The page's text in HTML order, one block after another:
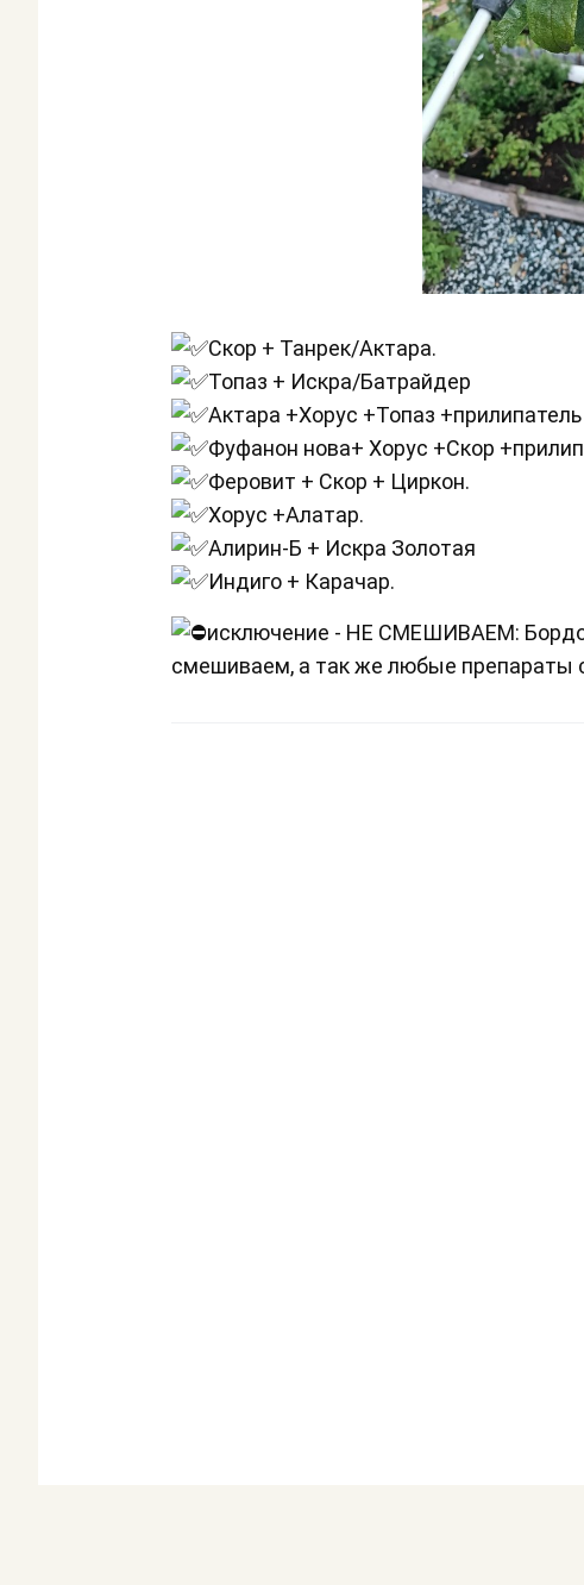
Скор + Танрек/Актара.
Топаз + Искра/Батрайдер
Актара +Хорус +Топаз
Фуфанон нова+ Хорус +Скор
Феровит + Скор + Циркон.
Хорус +Алатар.
Алирин-Б + Искра Золотая
Индиго + Карачар.
исключение - НЕ СМЕШИВАЕМ:
смешиваем, а так же любые препараты